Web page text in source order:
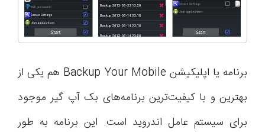
برنامه یا اپلیکیشن Backup Your Mobile هم یکی از
بهترین و با کیفیت‌ترین برنامه‌های بک آپ گیر موجود
برای سیستم عامل اندروید است. این برنامه به طور